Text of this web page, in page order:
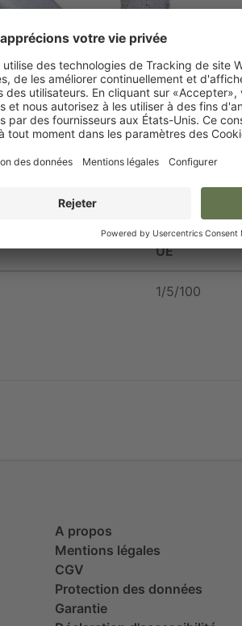
UE
1/5/100
A propos
Mentions légales
CGV
Protection des données
Garantie